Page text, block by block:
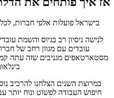
בישראל פועלות אלפי חברות,
לנישה ניסיון רב בגיוס והשמת
עובדים עם מגוון רחב של
מסטארטאפים מגניבים שזה עתה
במרוצת השנים הצלחנו להרכיב
חיפוש העבודה לפשוט ונוח יותר